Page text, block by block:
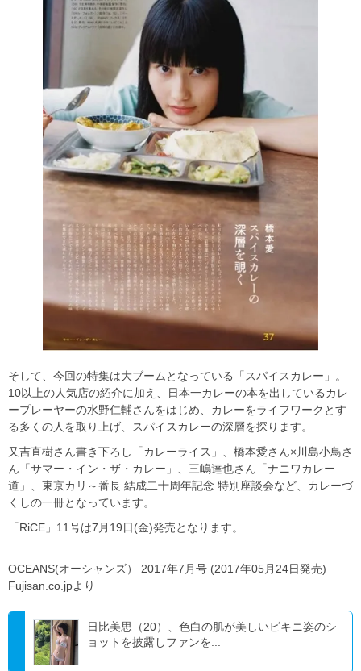
そして、今回の特集は大ブームとなっている「スパイスカレー」。
10以上の人気店の紹介に加え、日本一カレーの本を出しているカレ
ープレーヤーの水野仁輔さんをはじめ、カレーをライフワークとす
る多くの人を取り上げ、スパイスカレーの深層を探ります。
又吉直樹さん書き下ろし「カレーライス」、橋本愛さん×川島小鳥さ
ん「サマー・イン・ザ・カレー」、三嶋達也さん「ナニワカレー
道」、東京カリ～番長 結成二十周年記念 特別座談会など、カレーづ
くしの一冊となっています。
「RiCE」11号は7月19日(金)発売となります。
OCEANS(オーシャンズ） 2017年7月号 (2017年05月24日発売)
Fujisan.co.jpより
日比美思（20）、色白の肌が美しいビキニ姿のシ
ョットを披露しファンを...